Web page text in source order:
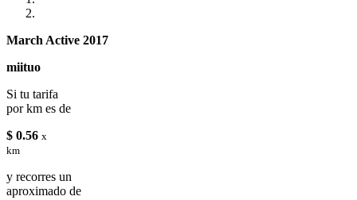
March Active 2017
miituo
Si tu tarifa
por km es de
$ 0.56 x
km
y recorres un
aproximado de